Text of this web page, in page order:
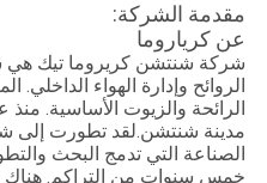
مقدمة الشركة:
عن كرياروما
شركة شنتشن كريروما تيك
الروائح وإدارة الهواء
مدينة شنتشن.لقد تطورت إلى
الصناعة التي تدمج البحث
خمس سنوات من التراكم. هناك